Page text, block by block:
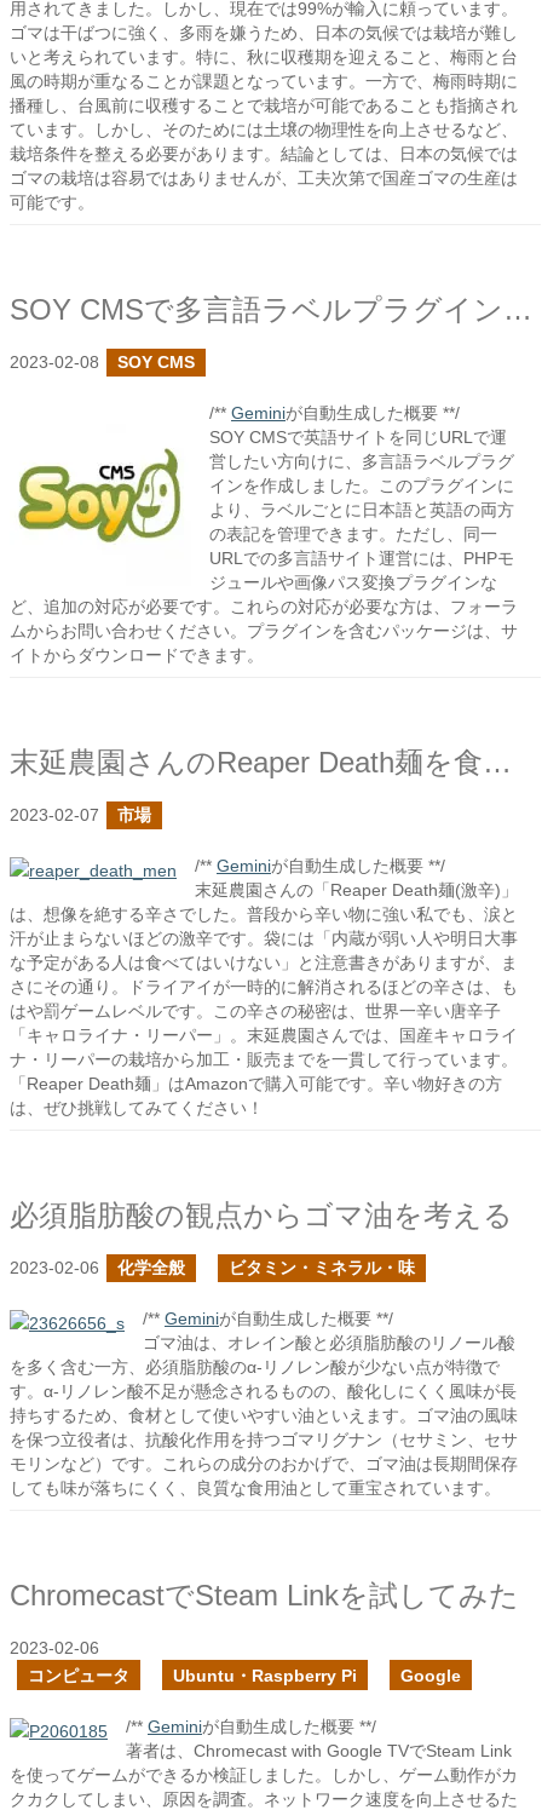
用されてきました。しかし、現在では99%が輸入に頼っています。
ゴマは干ばつに強く、多雨を嫌うため、日本の気候では栽培が難し
いと考えられています。特に、秋に収穫期を迎えること、梅雨と台
風の時期が重なることが課題となっています。一方で、梅雨時期に
播種し、台風前に収穫することで栽培が可能であることも指摘され
ています。しかし、そのためには土壌の物理性を向上させるなど、
栽培条件を整える必要があります。結論としては、日本の気候では
ゴマの栽培は容易ではありませんが、工夫次第で国産ゴマの生産は
可能です。
SOY CMSで多言語ラベルプラグインを作成しました
2023-02-08 SOY CMS
/** Geminiが自動生成した概要 **/
SOY CMSで英語サイトを同じURLで運
営したい方向けに、多言語ラベルプラグ
インを作成しました。このプラグインに
より、ラベルごとに日本語と英語の両方
の表記を管理できます。ただし、同一
URLでの多言語サイト運営には、PHPモ
ジュールや画像パス変換プラグインな
ど、追加の対応が必要です。これらの対応が必要な方は、フォーラ
ムからお問い合わせください。プラグインを含むパッケージは、サ
イトからダウンロードできます。
末延農園さんのReaper Death麺を食べてみた
2023-02-07 市場
/** Geminiが自動生成した概要 **/
末延農園さんの「Reaper Death麺(激辛)」
は、想像を絶する辛さでした。普段から辛い物に強い私でも、涙と
汗が止まらないほどの激辛です。袋には「内蔵が弱い人や明日大事
な予定がある人は食べてはいけない」と注意書きがありますが、ま
さにその通り。ドライアイが一時的に解消されるほどの辛さは、も
はや罰ゲームレベルです。この辛さの秘密は、世界一辛い唐辛子
「キャロライナ・リーパー」。末延農園さんでは、国産キャロライ
ナ・リーパーの栽培から加工・販売までを一貫して行っています。
「Reaper Death麺」はAmazonで購入可能です。辛い物好きの方
は、ぜひ挑戦してみてください！
必須脂肪酸の観点からゴマ油を考える
2023-02-06 化学全般 ビタミン・ミネラル・味
/** Geminiが自動生成した概要 **/
ゴマ油は、オレイン酸と必須脂肪酸のリノール酸
を多く含む一方、必須脂肪酸のα-リノレン酸が少ない点が特徴で
す。α-リノレン酸不足が懸念されるものの、酸化しにくく風味が長
持ちするため、食材として使いやすい油といえます。ゴマ油の風味
を保つ立役者は、抗酸化作用を持つゴマリグナン（セサミン、セサ
モリンなど）です。これらの成分のおかげで、ゴマ油は長期間保存
しても味が落ちにくく、良質な食用油として重宝されています。
ChromecastでSteam Linkを試してみた
2023-02-06
コンピュータ
Ubuntu・Raspberry Pi Google
/** Geminiが自動生成した概要 **/
著者は、Chromecast with Google TVでSteam Link
を使ってゲームができるか検証しました。しかし、ゲーム動作がカ
クカクしてしまい、原因を調査。ネットワーク速度を向上させるた